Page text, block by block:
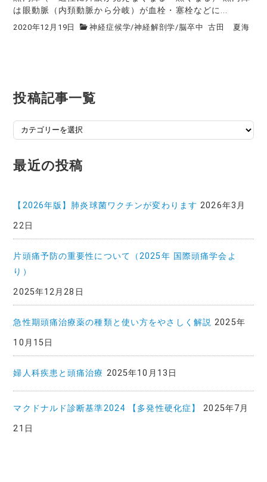
は眼動脈（内頚動脈から分岐）が血栓・塞栓などに...
2020年12月19日 神経症候学/神経解剖学/脳卒中 古田 夏海
投稿記事一覧
投
記
事
覧
最近の投稿
【2026年版】肺炎球菌ワクチンが変わります 2026年3月
22日
片頭痛予防の重要性について（2025年 国際頭痛学会よ
り）
2025年12月28日
急性期頭痛治療薬の種類と使い方をやさしく解説 2025年
10月15日
婦人科疾患と頭痛治療 2025年10月13日
マクドナルド診断基準2024 【多発性硬化症】
2025年7月
21日